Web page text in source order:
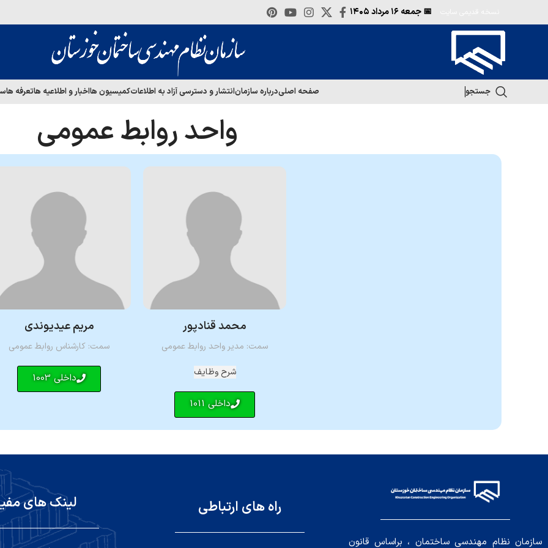
📅 جمعه
جستجو صفحه اصلیدرباره سازمانانتشار و دسترسی آزاد به اطلاعاتکمیسیون هااخبار و اطلاعیه هاتعرفه ها
واحد روابط عمومی
محمد قنادپور
سمت: مدیر واحد روابط عمومی
شرح وظایف
داخلی 1011
مریم عیدیوندی
سمت: کارشناس روابط عمومی
داخلی 1003
سازمان نظام مهندسی ساختمان ، براساس قانون
راه های ارتباطی لینک های